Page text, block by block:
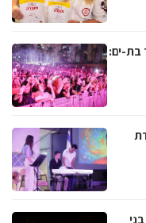
שנת ה-100 לעיר בת-ים: